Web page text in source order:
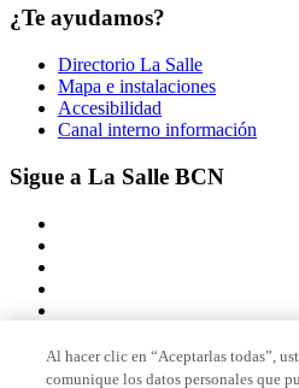
¿Te ayudamos?
Directorio La Salle
Mapa e instalaciones
Accesibilidad
Canal interno información
Sigue a La Salle BCN
Al hacer clic en “Aceptarlas todas”,
comunique los datos personales que